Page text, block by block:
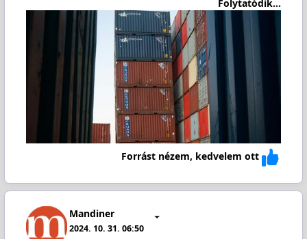
Folytatódik...
Forrást nézem, kedvelem ott
Mandiner
2024. 10. 31. 06:50